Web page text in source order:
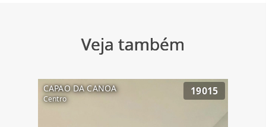
Veja também
CAPAO DA CANOA
Centro
19015